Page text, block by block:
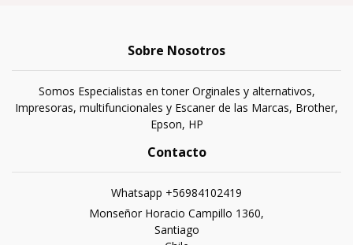
Sobre Nosotros
Somos Especialistas en toner Orginales y alternativos,
Impresoras, multifuncionales y Escaner de las Marcas, Brother,
Epson, HP
Contacto
Whatsapp +56984102419
Monseñor Horacio Campillo 1360,
Santiago